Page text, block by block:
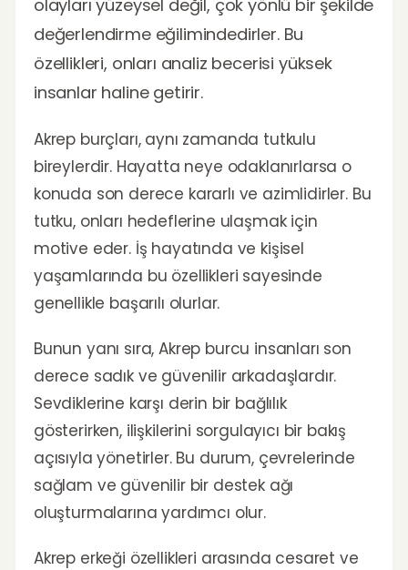
olayları yüzeysel değil, çok yönlü bir şekilde
değerlendirme eğilimindedirler. Bu
özellikleri, onları analiz becerisi yüksek
insanlar haline getirir.
Akrep burçları, aynı zamanda tutkulu
bireylerdir. Hayatta neye odaklanırlarsa o
konuda son derece kararlı ve azimlidirler. Bu
tutku, onları hedeflerine ulaşmak için
motive eder. İş hayatında ve kişisel
yaşamlarında bu özellikleri sayesinde
genellikle başarılı olurlar.
Bunun yanı sıra, Akrep burcu insanları son
derece sadık ve güvenilir arkadaşlardır.
Sevdiklerine karşı derin bir bağlılık
gösterirken, ilişkilerini sorgulayıcı bir bakış
açısıyla yönetirler. Bu durum, çevrelerinde
sağlam ve güvenilir bir destek ağı
oluşturmalarına yardımcı olur.
Akrep erkeği özellikleri arasında cesaret ve